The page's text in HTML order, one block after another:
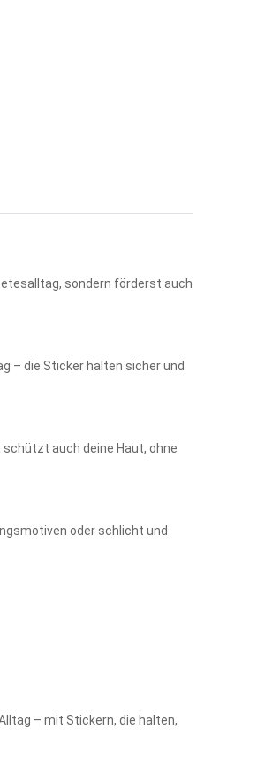
sondern förderst auch
– die Sticker halten sicher und
auch deine Haut, ohne
oder schlicht und
– mit Stickern, die halten,